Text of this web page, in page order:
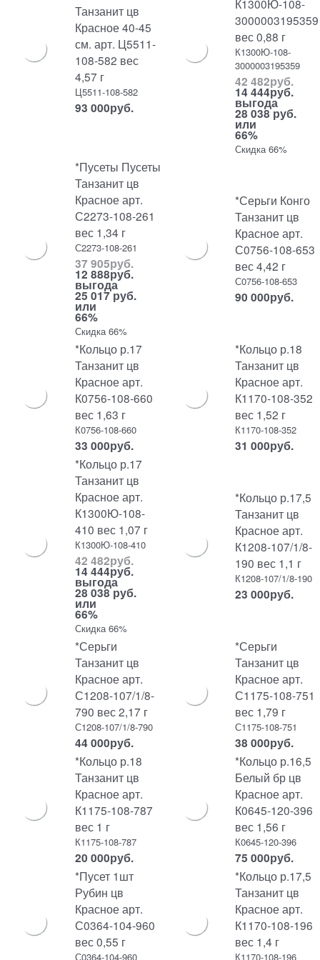
Танзанит цв
Красное 40-45
см. арт. Ц5511-
108-582 вес
4,57 г
Ц5511-108-582
93 000руб.
К1300Ю-108-
3000003195359
вес 0,88 г
К1300Ю-108-
3000003195359
42 482руб.
14 444руб.
выгода
28 038 руб.
или
66%
Скидка 66%
*Пусеты Пусеты
Танзанит цв
Красное арт.
С2273-108-261
вес 1,34 г
С2273-108-261
37 905руб.
12 888руб.
выгода
25 017 руб.
или
66%
Скидка 66%
*Серьги Конго
Танзанит цв
Красное арт.
С0756-108-653
вес 4,42 г
С0756-108-653
90 000руб.
*Кольцо р.17
Танзанит цв
Красное арт.
К0756-108-660
вес 1,63 г
К0756-108-660
33 000руб.
*Кольцо р.18
Танзанит цв
Красное арт.
К1170-108-352
вес 1,52 г
К1170-108-352
31 000руб.
*Кольцо р.17
Танзанит цв
Красное арт.
К1300Ю-108-
410 вес 1,07 г
К1300Ю-108-410
42 482руб.
14 444руб.
выгода
28 038 руб.
или
66%
Скидка 66%
*Кольцо р.17,5
Танзанит цв
Красное арт.
К1208-107/1/8-
190 вес 1,1 г
К1208-107/1/8-190
23 000руб.
*Серьги
Танзанит цв
Красное арт.
С1208-107/1/8-
790 вес 2,17 г
С1208-107/1/8-790
44 000руб.
*Серьги
Танзанит цв
Красное арт.
С1175-108-751
вес 1,79 г
С1175-108-751
38 000руб.
*Кольцо р.18
Танзанит цв
Красное арт.
К1175-108-787
вес 1 г
К1175-108-787
20 000руб.
*Кольцо р.16,5
Белый бр цв
Красное арт.
К0645-120-396
вес 1,56 г
К0645-120-396
75 000руб.
*Пусет 1шт
Рубин цв
Красное арт.
С0364-104-960
вес 0,55 г
С0364-104-960
*Кольцо р.17,5
Танзанит цв
Красное арт.
К1170-108-196
вес 1,4 г
К1170-108-196